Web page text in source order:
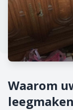
Waarom